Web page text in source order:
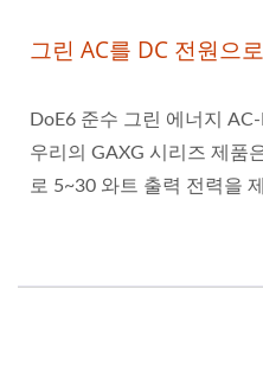
그린 AC를 DC 전원으
DoE6 준수 그린 에너지
우리의 GAXG 시리즈 제품
로 5~30 와트 출력 전력을